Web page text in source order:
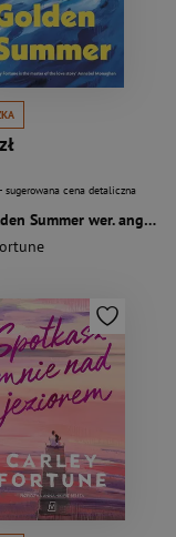
- sugerowana cena detaliczna
One Golden Summer wer. angielska